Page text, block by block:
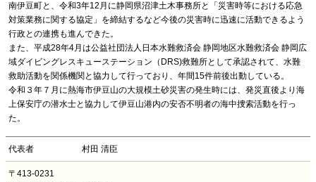
南伊豆町と、令和3年12月に静岡県沼津土木事務所と「災害時等における応急
対策業務に関する協定」を締結するなど今後の災害時に迅速に活動できるよう
行政との連携も進んできた。
また、平成28年4月は公益社団法人日本水難救済会 静岡地区水難救済会 静岡広
域ダイビングレスキューステーション（DRS)救難所として承認されて、水難
救助活動を関係機関と協力して行っており、年間15件前後出動している。
令和３年７月に熱海市伊豆山の大規模土砂災害の発生時には、発災直後より海
上保安庁の潜水士と協力して伊豆山港内の安否不明者の海中捜索活動を行っ
た。
代表者 村田 清臣
〒413-0231